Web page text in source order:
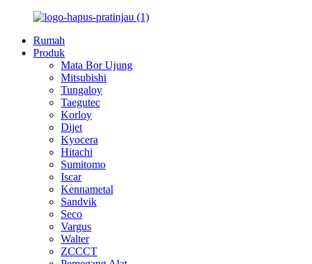
Rumah
Produk
Mata Bor Ujung
Mitsubishi
Tungaloy
Taegutec
Korloy
Dijet
Kyocera
Hitachi
Sumitomo
Iscar
Kennametal
Sandvik
Seco
Vargus
Walter
ZCCCT